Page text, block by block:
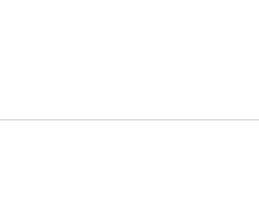
presso il Consultorio Familiare in via Manini,
crema.it.
di due annualità, dovranno essere